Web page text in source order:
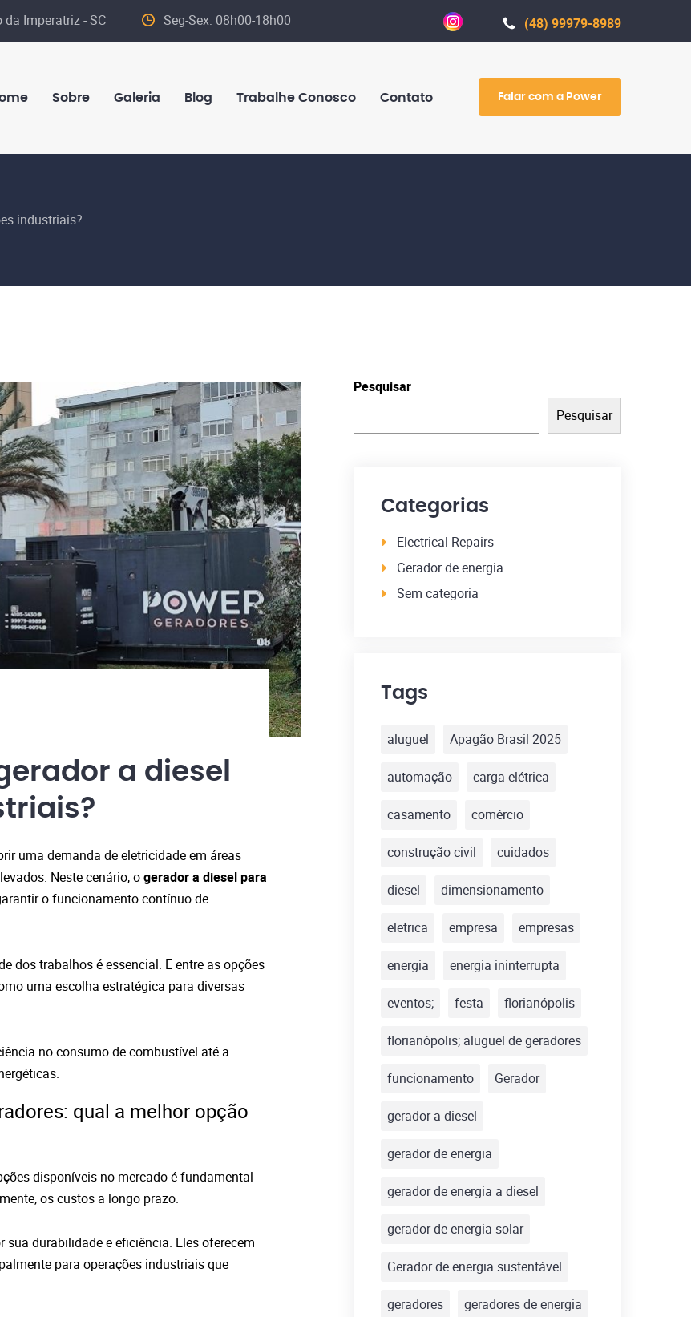
da Imperatriz - SC Seg-Sex: 08h00-18h00 (48) 99979-8989
Sobre Galeria Blog Trabalhe Conosco Contato Falar com a Power
industriais?
a diesel
uma demanda de eletricidade em áreas
Neste cenário, ogerador a diesel para
o funcionamento contínuo de
dos trabalhos é essencial. E entre as opções
uma escolha estratégica para diversas
no consumo de combustível até a
qual a melhor opção
disponíveis no mercado é fundamental
os custos a longo prazo.
durabilidade e eficiência. Eles oferecem
para operações industriais que
Pesquisar
Pesquisar
Categorias
Electrical Repairs
Gerador de energia
Sem categoria
Tags
aluguel Apagão Brasil 2025
automação carga elétrica
casamento comércio
construção civil cuidados
diesel dimensionamento
eletrica empresa empresas
energia energia ininterrupta
eventos; festa florianópolis
florianópolis; aluguel de geradores
funcionamento Gerador
gerador a diesel
gerador de energia
gerador de energia a diesel
gerador de energia solar
Gerador de energia sustentável
geradores geradores de energia